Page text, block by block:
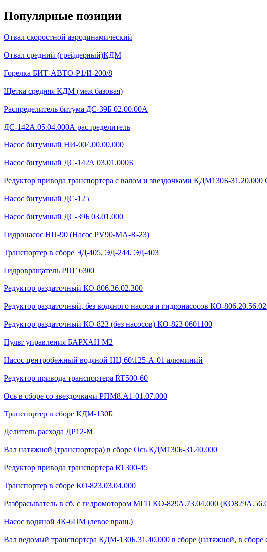
Популярные позиции
Отвал скоростной аэродинамический
Отвал средний (грейдерный)КДМ
Горелка БИТ-АВТО-Р1/И-200/8
Щетка средняя КДМ (меж базовая)
Распределитель битума ДС-39Б 02.00.00А
ДС-142А.05.04.000А распределитель
Насос битумный НИ-004.00.00.000
Насос битумный ДС-142А 03.01.000Б
Редуктор привода транспортера с валом и звездочками КДМ130Б-31.20.000
Насос битумный ДС-125
Насос битумный ДС-39Б 03.01.000
Гидронасос НП-90 (Насос PV90-MA-R-23)
Транспортер в сборе ЭД-405, ЭД-244, ЭД-403
Гидровращатель РПГ 6300
Редуктор раздаточный КО-806.36.02.300
Редуктор раздаточный, без водяного насоса и гидронасосов КО-
Редуктор раздаточный КО-823 (без насосов) КО-823 0601100
Пульт управления БАРХАН М2
Насос центробежный водяной НЦ 60\125-А-01 алюминий
Редуктор привода транспортера RT500-60
Ось в сборе со звездочками РПМ8.А1-01.07.000
Транспортер в сборе КДМ-130Б
Делитель расхода ДР12-М
Вал натяжной (транспортера) в сборе Ось КДМ130Б-31.40.000
Редуктор привода транспортера RT300-45
Транспортер в сборе КО-823.03.04.000
Разбрасыватель в сб. с гидромотором МГП КО-829А.73.04.000
Насос водяной 4К-6ПМ (левое вращ.)
Вал ведомый транспортера КДМ-130Б.31.40.000 в сборе (натяжной, в сборе